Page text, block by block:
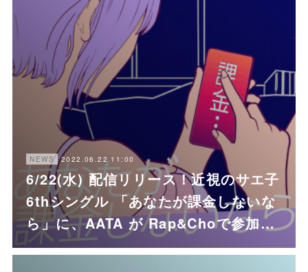
NEWS 2022.06.22 11:00
6/22(水) 配信リリース！近視のサエ子
6thシングル 「あなたが課金しないな
ら」に、AATA が Rap&Choで参加…